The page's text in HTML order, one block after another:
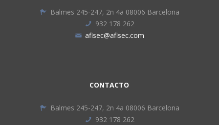
Balmes 245-247, 2n 4a 08006 Barcelona
932 178 262
afisec@afisec.com
CONTACTO
Balmes 245-247, 2n 4a 08006 Barcelona
932 178 262